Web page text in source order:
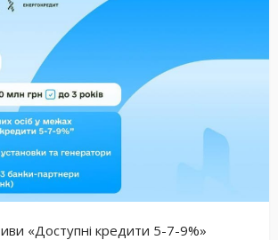
«Доступні кредити 5-7-9%»